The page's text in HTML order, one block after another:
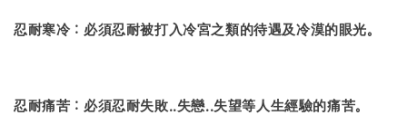
忍耐寒冷：必須忍耐被打入冷宮之類的待遇及冷漠的眼光。
忍耐痛苦：必須忍耐失敗..失戀..失望等人生經驗的痛苦。